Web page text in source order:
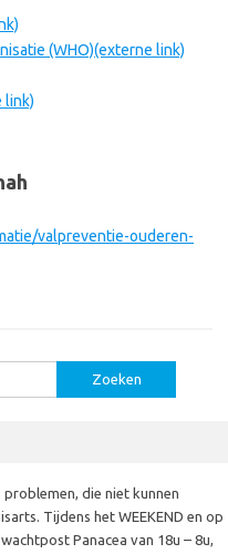
(WHO)(externe link)
link)
valpreventie-ouderen-
die niet kunnen
Tijdens het WEEKEND en op
Panacea van 18u – 8u,